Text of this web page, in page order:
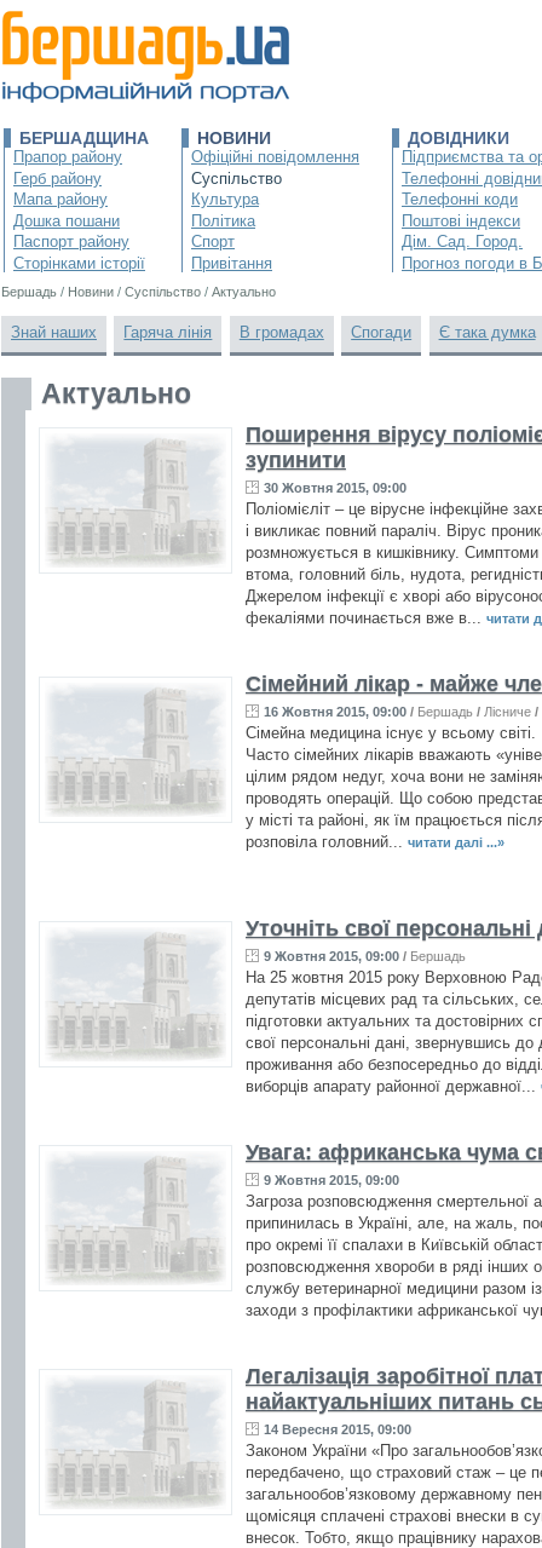
БЕРШАДЩИНА
Прапор району
Герб району
Мапа району
Дошка пошани
Паспорт району
Сторінками історії
НОВИНИ
Офіційні повідомлення
Суспільство
Культура
Політика
Спорт
Привітання
ДОВІДНИКИ
Підприємства та
Телефонні
Телефонні коди
Поштові індекси
Дім. Сад. Город.
Прогноз погоди в
Бершадь / Новини / Суспільство / Актуально
Знай наших Гаряча лінія В громадах Спогади Є така думка
Актуально
Поширення вірусу
зупинити
30 Жовтня 2015, 09:00
Поліомієліт – це вірусне інфекційне
і викликає повний параліч. Вірус
розмножується в кишківнику.
втома, головний біль, нудота,
Джерелом інфекції є хворі або
фекаліями починається вже в...
читати
Сімейний лікар - майже
16 Жовтня 2015, 09:00 / Бершадь / Лісниче /
Сімейна медицина існує у всьому
Часто сімейних лікарів вважають
цілим рядом недуг, хоча вони не
проводять операцій. Що собою
у місті та районі, як їм працюється
розповіла головний...
читати далі ...»
Уточніть свої персональні
9 Жовтня 2015, 09:00 / Бершадь
На 25 жовтня 2015 року Верховною
депутатів місцевих рад та сільських,
підготовки актуальних та достовірних
свої персональні дані, звернувшись до
проживання або безпосередньо до
виборців апарату районної державної...
Увага: африканська чума
9 Жовтня 2015, 09:00
Загроза розповсюдження смертельної
припинилась в Україні, але, на жаль,
про окремі її спалахи в Київській
розповсюдження хвороби в ряді інших
службу ветеринарної медицини разом
заходи з профілактики африканської
Легалізація заробітної
найактуальніших питань
14 Вересня 2015, 09:00
Законом України «Про
передбачено, що страховий стаж – це
загальнообов’язковому державному
щомісяця сплачені страхові внески в
внесок. Тобто, якщо працівнику